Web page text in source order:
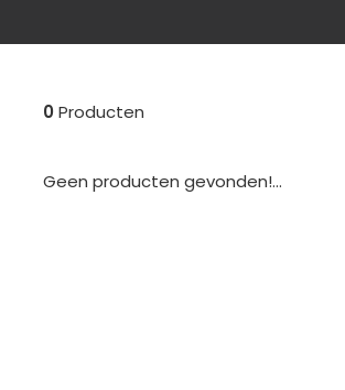
0Producten
Geen producten gevonden!...